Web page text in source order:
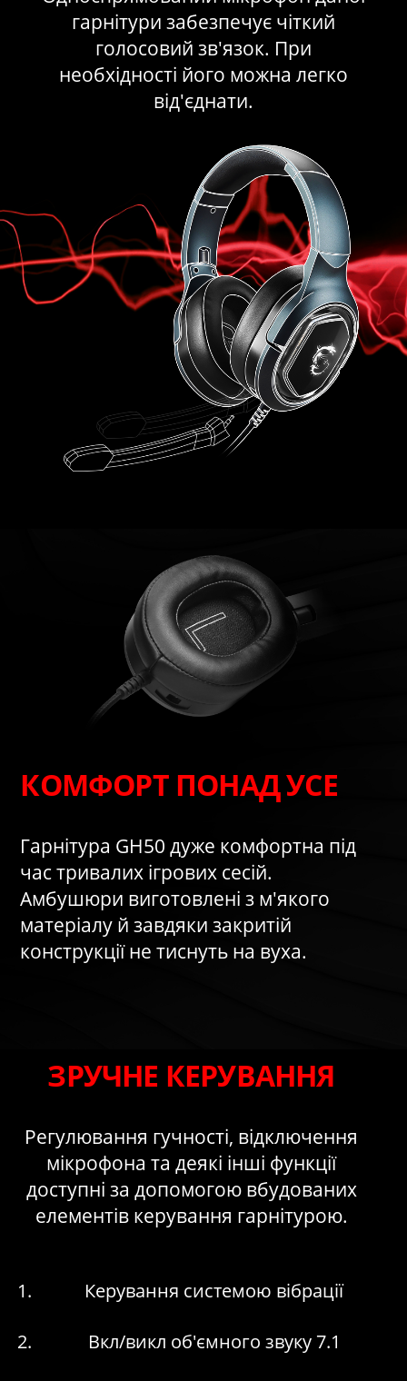
гарнітури забезпечує чіткий
голосовий зв'язок. При
необхідності його можна легко
від'єднати.
КОМФОРТ ПОНАД УСЕ
Гарнітура GH50 дуже комфортна під
час тривалих ігрових сесій.
Амбушюри виготовлені з м'якого
матеріалу й завдяки закритій
конструкції не тиснуть на вуха.
ЗРУЧНЕ КЕРУВАННЯ
Регулювання гучності, відключення
мікрофона та деякі інші функції
доступні за допомогою вбудованих
елементів керування гарнітурою.
Керування системою вібрації
Вкл/викл об'ємного звуку 7.1